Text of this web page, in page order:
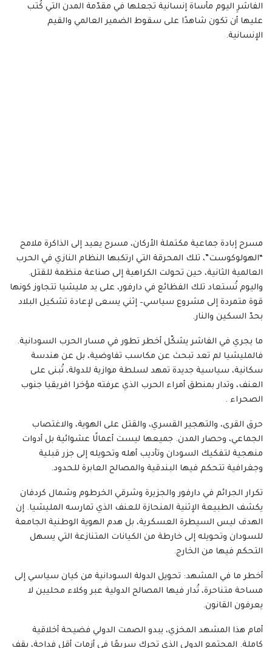
الفاشرِ اليوم مأساة إنسانية تجعلها في مقدّمة المدن التي كُتب
عليها أن تكون شاهدًا على سقوط الضمير العالمي والقيم
الإنسانية.
مسرح إبادة جماعية مكتملة الأركان، مسرح يعيد إلى الذاكرة ملامح
“الهولوكوست”، تلك المحرقة التي ارتكبها النظام النازي في الحرب
العالمية الثانية، حين تحولت الكراهية إلى صناعة منظمة للقتل.
واليوم تُستعاد تلك الفظائع في دارفور، على يد مليشيا تتجاوز كونها
قوة متمردة إلى مشروع سياسي– إثني يسعى لإعادة تشكيل البلاد
بحدّ السكين والنار.
ما يجري في الفاشر يشكّل أخطر تطور في مسار الحرب السودانية.
فالمليشيا لم تعد تبحث عن مكاسب تفاوضية، بل عن هندسة
سكانية، سياسية جديدة تمهد لسلطة موازية للدولة، تُبنى على
العنف، وتدار بمنطق أمراء الحرب الذي عرفته مؤخرا افريقيا جنوب
الصحراء .
حرق القرى، والتهجير القسري، والقتل على الهوية، والاغتصاب
الجماعي، وحصار المدن. جميعها ليست أعمالًا عشوائية بل أدوات
منهجية لتفكيك السودان وتأديب أهله وتحويله إلى جزر قبلية
وجغرافية تتحكم فيها البندقية والمصالح العابرة للحدود.
تكرار الجرائم في دارفور والجزيرة وشرقي الخرطوم وشمال كردفان
يكشف الطبيعة الإثنية المنحازة للعنف الذي تمارسه المليشيا. إن
الهدف ليس السيطرة العسكرية، بل هدم الهوية الوطنية الجامعة
للسودان وتحويله إلى خارطة من الكيانات المتنازعة التي يسهل
التحكم فيها من الخارج.
أخطر ما في المشهد: تحويل الدولة السودانية من كيان سياسي إلى
مساحة متناحرة، تُدار فيها المصالح الدولية عبر وكلاء محليين لا
يعرفون القانون.
أمام هذا المشهد المخزي، يبدو الصمت الدولي فضيحة أخلاقية
كاملة. المجتمع الدولي الذي تحرك سريعًا في أزمات أقل فداحة، يقف